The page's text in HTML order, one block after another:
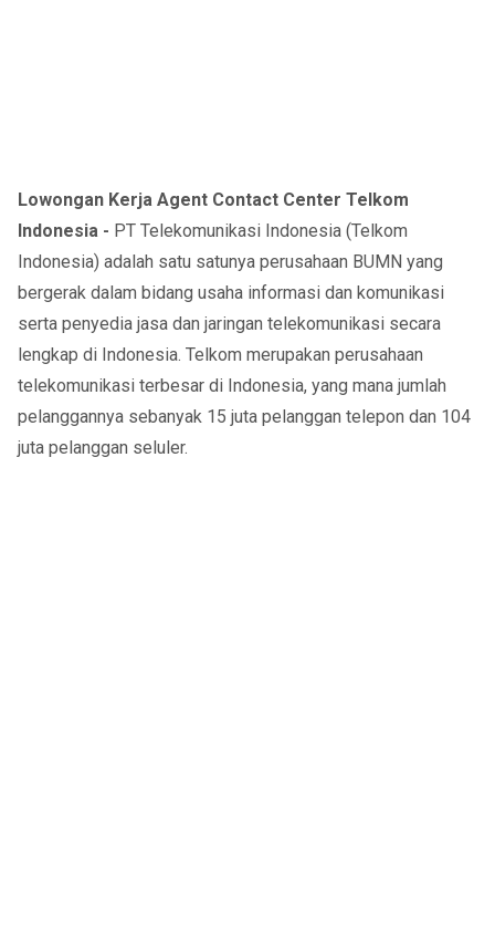
Lowongan Kerja Agent Contact Center Telkom
Indonesia - PT Telekomunikasi Indonesia (Telkom
Indonesia) adalah satu satunya perusahaan BUMN yang
bergerak dalam bidang usaha informasi dan komunikasi
serta penyedia jasa dan jaringan telekomunikasi secara
lengkap di Indonesia. Telkom merupakan perusahaan
telekomunikasi terbesar di Indonesia, yang mana jumlah
pelanggannya sebanyak 15 juta pelanggan telepon dan 104
juta pelanggan seluler.